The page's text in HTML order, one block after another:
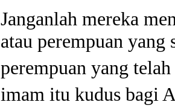
Janganlah mereka
atau perempuan yang
perempuan yang
imam itu kudus bagi